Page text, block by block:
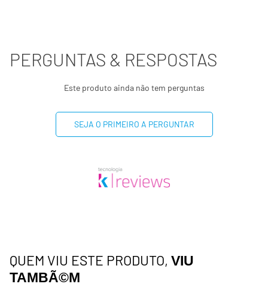
PERGUNTAS & RESPOSTAS
Este produto ainda não tem perguntas
SEJA O PRIMEIRO A PERGUNTAR
QUEM VIU ESTE PRODUTO, VIU
TAMBÃ©M